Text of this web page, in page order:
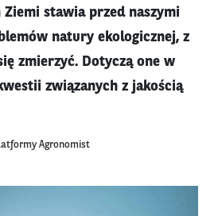
Ziemi stawia przed naszymi
natury ekologicznej, z
zmierzyć. Dotyczą one w
związanych z jakością
Agronomist